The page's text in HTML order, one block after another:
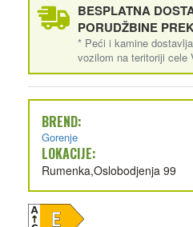
BESPLATNA
PORUDŽBINE
* Peći i kamine
vozilom na teritoriji cele
BREND:
Gorenje
LOKACIJE:
Rumenka,Oslobodjenja 99